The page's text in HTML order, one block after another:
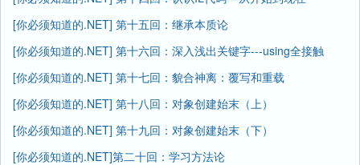
[你必须知道的.NET] 第十五回：继承本质论
[你必须知道的.NET] 第十六回：深入浅出关键字---using全接触
[你必须知道的.NET] 第十七回：貌合神离：覆写和重载
[你必须知道的.NET] 第十八回：对象创建始末（上）
[你必须知道的.NET] 第十九回：对象创建始末（下）
[你必须知道的.NET]第二十回：学习方法论